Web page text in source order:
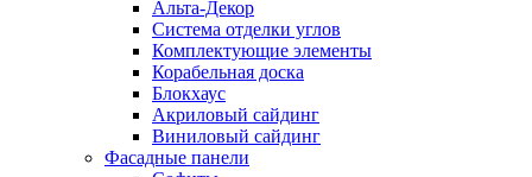
Альта-Декор
Система отделки углов
Комплектующие элементы
Корабельная доска
Блокхаус
Акриловый сайдинг
Виниловый сайдинг
Фасадные панели